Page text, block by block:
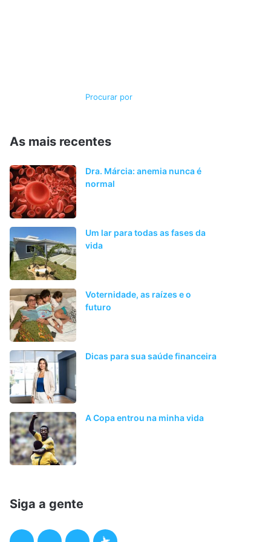
Switch
As mais recentes
Dra. Márcia: anemia nunca é
normal
Um lar para todas as fases da
vida
Voternidade, as raízes e o
futuro
Dicas para sua saúde financeira
A Copa entrou na minha vida
Siga a gente